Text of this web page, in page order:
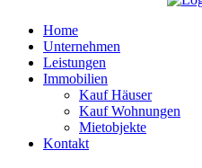
Home
Unternehmen
Leistungen
Immobilien
Kauf Häuser
Kauf Wohnungen
Mietobjekte
Kontakt